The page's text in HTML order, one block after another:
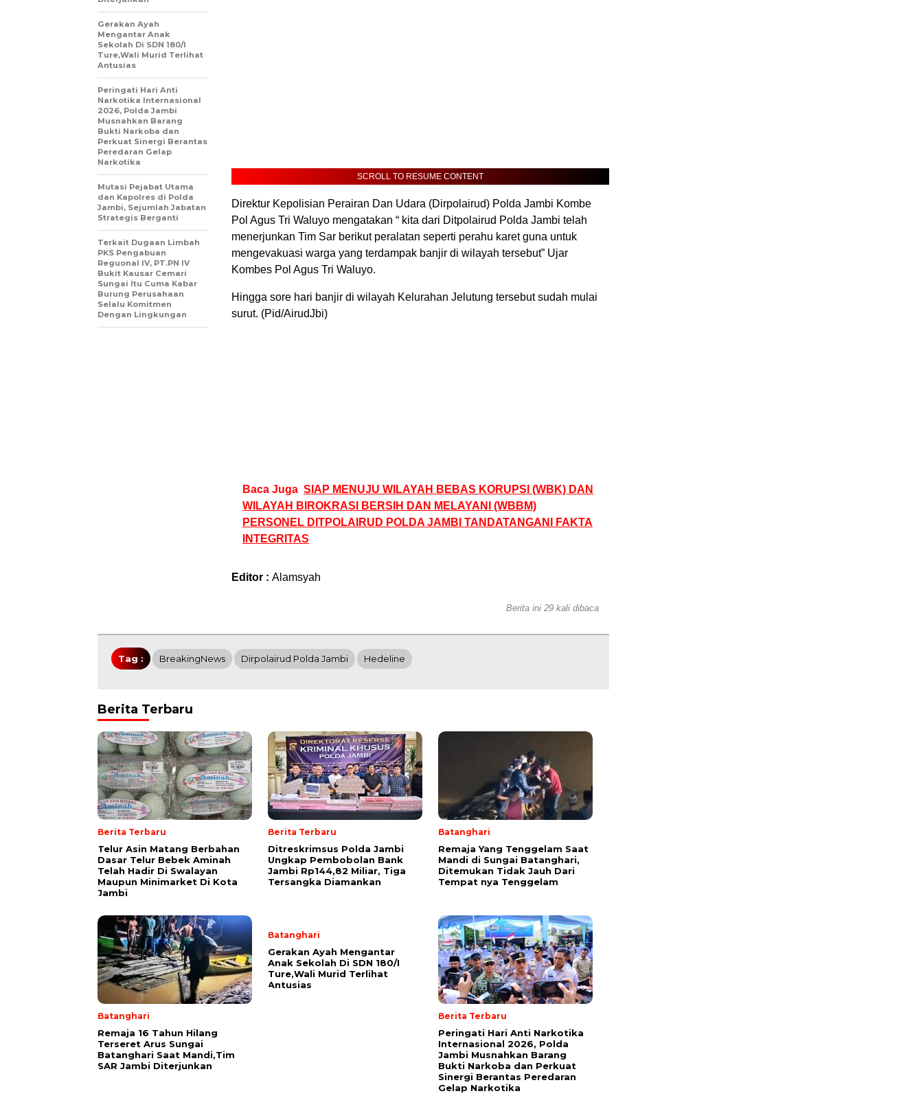
SCROLL TO RESUME CONTENT
Direktur Kepolisian Perairan Dan Udara (Dirpolairud) Polda Jambi Kombe
Pol Agus Tri Waluyo mengatakan “ kita dari Ditpolairud Polda Jambi telah
menerjunkan Tim Sar berikut peralatan seperti perahu karet guna untuk
mengevakuasi warga yang terdampak banjir di wilayah tersebut” Ujar
Kombes Pol Agus Tri Waluyo.
Hingga sore hari banjir di wilayah Kelurahan Jelutung tersebut sudah mulai
surut. (Pid/AirudJbi)
Baca Juga SIAP MENUJU WILAYAH BEBAS KORUPSI (WBK) DAN
WILAYAH BIROKRASI BERSIH DAN MELAYANI (WBBM)
PERSONEL DITPOLAIRUD POLDA JAMBI TANDATANGANI FAKTA
INTEGRITAS
Editor : Alamsyah
Gerakan Ayah
Mengantar Anak
Sekolah Di SDN 180/I
Ture,Wali Murid Terlihat
Antusias
Peringati Hari Anti
Narkotika Internasional
2026, Polda Jambi
Musnahkan Barang
Bukti Narkoba dan
Perkuat Sinergi Berantas
Peredaran Gelap
Narkotika
Mutasi Pejabat Utama
dan Kapolres di Polda
Jambi, Sejumlah Jabatan
Strategis Berganti
Terkait Dugaan Limbah
PKS Pengabuan
Reguonal IV, PT.PN IV
Bukit Kausar Cemari
Sungai Itu Cuma Kabar
Burung Perusahaan
Selalu Komitmen
Dengan Lingkungan
Berita ini 29 kali dibaca
Tag : BreakingNews Dirpolairud Polda Jambi Hedeline
Berita Terbaru
Berita Terbaru
Telur Asin Matang Berbahan
Dasar Telur Bebek Aminah
Telah Hadir Di Swalayan
Maupun Minimarket Di Kota
Jambi
Berita Terbaru
Ditreskrimsus Polda Jambi
Ungkap Pembobolan Bank
Jambi Rp144,82 Miliar, Tiga
Tersangka Diamankan
Batanghari
Remaja Yang Tenggelam Saat
Mandi di Sungai Batanghari,
Ditemukan Tidak Jauh Dari
Tempat nya Tenggelam
Batanghari
Remaja 16 Tahun Hilang
Terseret Arus Sungai
Batanghari Saat Mandi,Tim
SAR Jambi Diterjunkan
Batanghari
Gerakan Ayah Mengantar
Anak Sekolah Di SDN 180/I
Ture,Wali Murid Terlihat
Antusias
Berita Terbaru
Peringati Hari Anti Narkotika
Internasional 2026, Polda
Jambi Musnahkan Barang
Bukti Narkoba dan Perkuat
Sinergi Berantas Peredaran
Gelap Narkotika